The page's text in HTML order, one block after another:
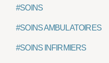
#SOINS
#SOINS AMBULATOIRES
#SOINS INFIRMIERS